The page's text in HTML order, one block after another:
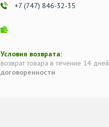
+7 (747) 846-32-35
возврат товара в течение 14 дней
договоренности